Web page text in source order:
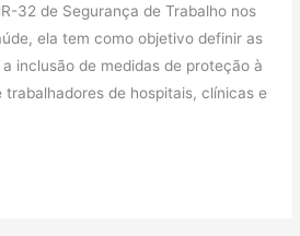
32 de Segurança de Trabalho nos
ela tem como objetivo definir as
inclusão de medidas de proteção à
trabalhadores de hospitais, clínicas e